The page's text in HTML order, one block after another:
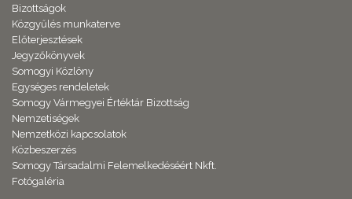
Bizottságok
Közgyűlés munkaterve
Előterjesztések
Jegyzőkönyvek
Somogyi Közlöny
Egységes rendeletek
Somogy Vármegyei Értéktár Bizottság
Nemzetiségek
Nemzetközi kapcsolatok
Közbeszerzés
Somogy Társadalmi Felemelkedéséért Nkft.
Fotógaléria